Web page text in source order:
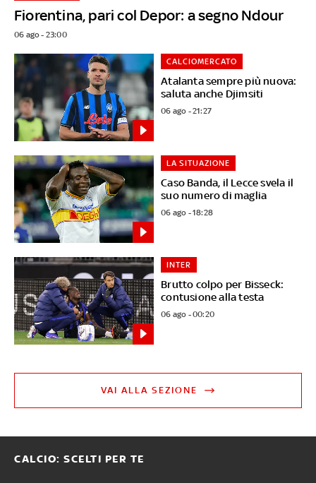
Fiorentina, pari col Depor: a segno Ndour
06 ago - 23:00
Atalanta sempre più nuova:
saluta anche Djimsiti
CALCIOMERCATO
06 ago - 21:27
Caso Banda, il Lecce svela il
suo numero di maglia
LA SITUAZIONE
06 ago - 18:28
Brutto colpo per Bisseck:
contusione alla testa
INTER
06 ago - 00:20
VAI ALLA SEZIONE
CALCIO: SCELTI PER TE